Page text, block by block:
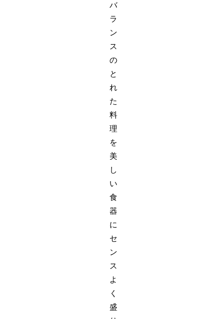
バ
ラ
ン
ス
の
と
れ
た
料
理
を
美
し
い
食
器
に
セ
ン
ス
よ
く
盛